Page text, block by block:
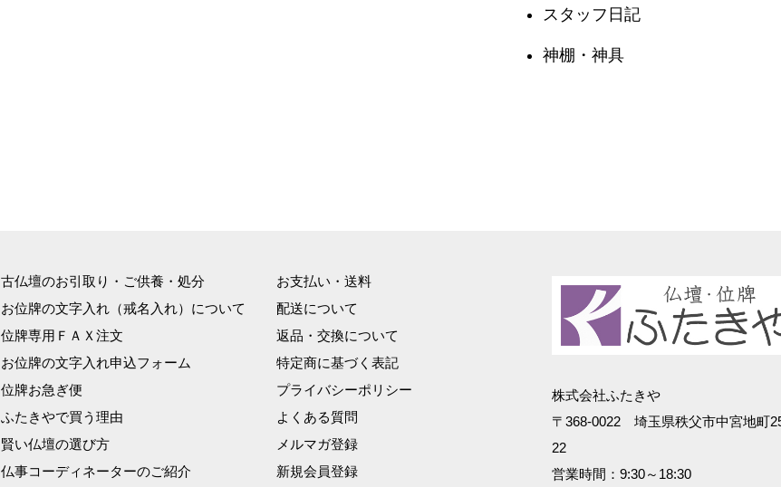
スタッフ日記
神棚・神具
古仏壇のお引取り・ご供養・処分
お位牌の文字入れ（戒名入れ）について
位牌専用ＦＡＸ注文
お位牌の文字入れ申込フォーム
位牌お急ぎ便
ふたきやで買う理由
賢い仏壇の選び方
仏事コーディネーターのご紹介
お支払い・送料
配送について
返品・交換について
特定商に基づく表記
プライバシーポリシー
よくある質問
メルマガ登録
新規会員登録
株式会社ふたきや
〒368-0022 埼玉県秩父市中宮地町
22
営業時間：9:30～18:30